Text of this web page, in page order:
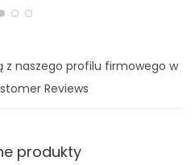
z naszego profilu firmowego w
Reviews
produkty